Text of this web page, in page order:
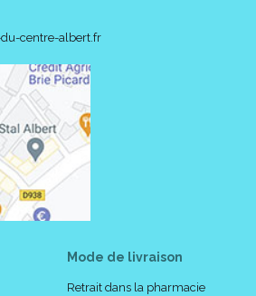
centre-albert.fr
Mode de livraison
Retrait dans la pharmacie